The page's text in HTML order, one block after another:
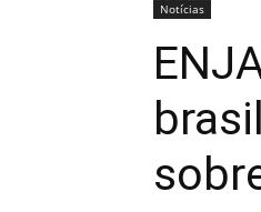
Notícias